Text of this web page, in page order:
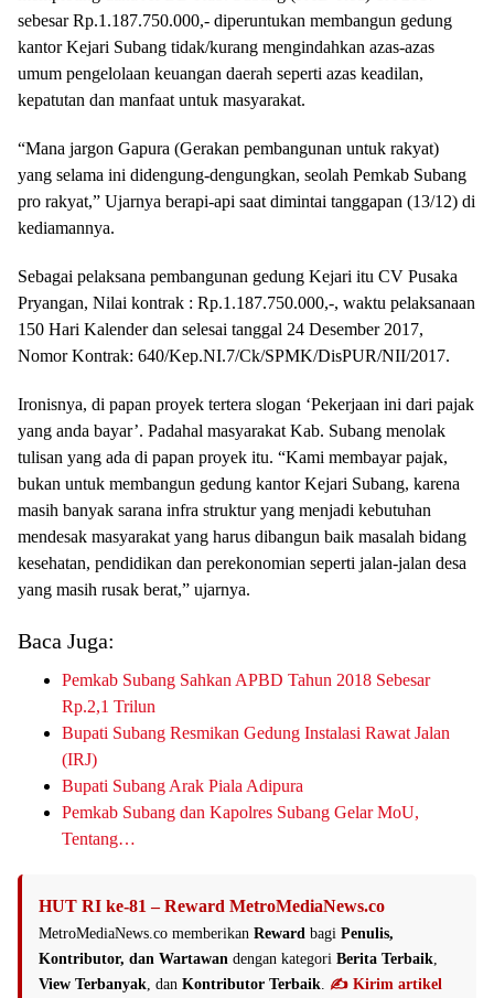
sebesar Rp.1.187.750.000,- diperuntukan membangun gedung
kantor Kejari Subang tidak/kurang mengindahkan azas-azas
umum pengelolaan keuangan daerah seperti azas keadilan,
kepatutan dan manfaat untuk masyarakat.
“Mana jargon Gapura (Gerakan pembangunan untuk rakyat)
yang selama ini didengung-dengungkan, seolah Pemkab Subang
pro rakyat,” Ujarnya berapi-api saat dimintai tanggapan (13/12) di
kediamannya.
Sebagai pelaksana pembangunan gedung Kejari itu CV Pusaka
Pryangan, Nilai kontrak : Rp.1.187.750.000,-, waktu pelaksanaan
150 Hari Kalender dan selesai tanggal 24 Desember 2017,
Nomor Kontrak: 640/Kep.NI.7/Ck/SPMK/DisPUR/NII/2017.
Ironisnya, di papan proyek tertera slogan ‘Pekerjaan ini dari pajak
yang anda bayar’. Padahal masyarakat Kab. Subang menolak
tulisan yang ada di papan proyek itu. “Kami membayar pajak,
bukan untuk membangun gedung kantor Kejari Subang, karena
masih banyak sarana infra struktur yang menjadi kebutuhan
mendesak masyarakat yang harus dibangun baik masalah bidang
kesehatan, pendidikan dan perekonomian seperti jalan-jalan desa
yang masih rusak berat,” ujarnya.
Baca Juga:
Pemkab Subang Sahkan APBD Tahun 2018 Sebesar
Rp.2,1 Trilun
Bupati Subang Resmikan Gedung Instalasi Rawat Jalan
(IRJ)
Bupati Subang Arak Piala Adipura
Pemkab Subang dan Kapolres Subang Gelar MoU,
Tentang…
HUT RI ke-81 – Reward MetroMediaNews.co
MetroMediaNews.co memberikan Reward bagi Penulis,
Kontributor, dan Wartawan dengan kategori Berita Terbaik,
View Terbanyak, dan Kontributor Terbaik. ✍️ Kirim artikel